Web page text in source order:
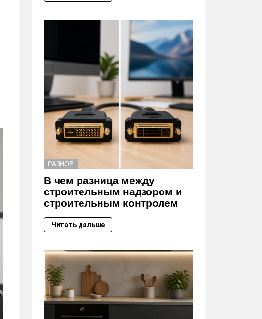
РАЗНОЕ
В чем разница между
строительным надзором и
строительным контролем
Читать дальше